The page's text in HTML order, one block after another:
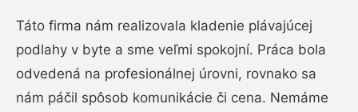
Táto firma nám realizovala kladenie plávajúcej
podlahy v byte a sme veľmi spokojní. Práca bola
odvedená na profesionálnej úrovni, rovnako sa
nám páčil spôsob komunikácie či cena. Nemáme